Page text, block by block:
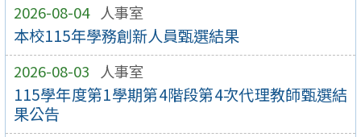
2026-08-04 人事室
本校115年學務創新人員甄選結果
2026-08-03 人事室
115學年度第1學期第4階段第4次代理教師甄選結
果公告